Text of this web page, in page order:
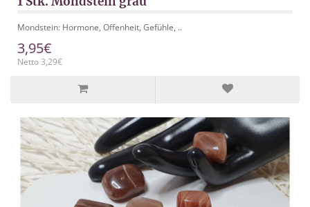
Mondstein: Hormone, Offenheit, Gefühle, ..
3,95€
Netto 3,29€